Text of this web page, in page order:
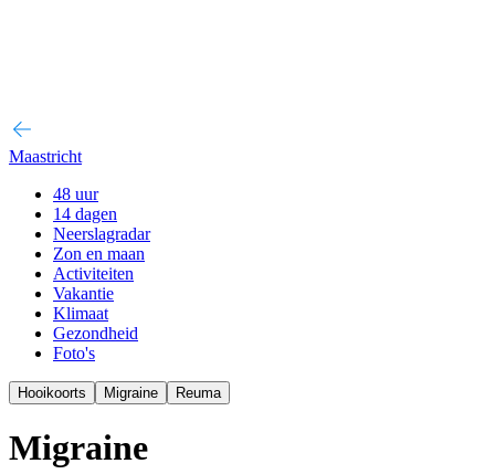
Maastricht
48 uur
14 dagen
Neerslagradar
Zon en maan
Activiteiten
Vakantie
Klimaat
Gezondheid
Foto's
Hooikoorts Migraine Reuma
Migraine